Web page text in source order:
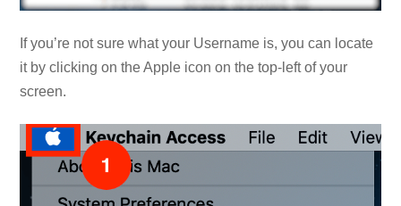
If you’re not sure what your Username is, you can locate
it by clicking on the Apple icon on the top-left of your
screen.